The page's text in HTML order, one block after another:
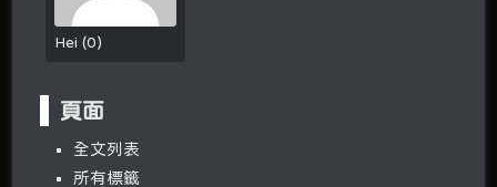
Hei(0)
頁面
全文列表
所有標籤